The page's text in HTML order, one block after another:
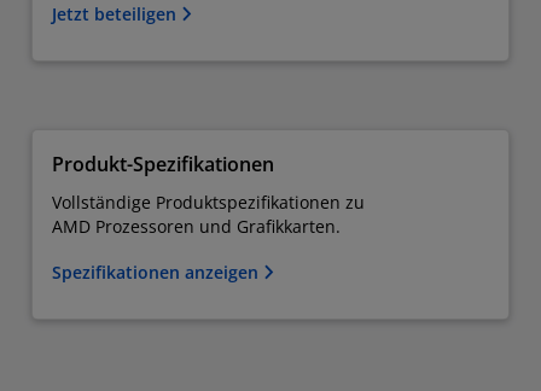
Jetzt beteiligen
Produkt-Spezifikationen
Vollständige Produktspezifikationen zu
AMD Prozessoren und Grafikkarten.
Spezifikationen anzeigen